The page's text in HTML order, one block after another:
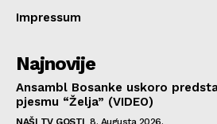
Impressum
Najnovije
Ansambl Bosanke uskoro
pjesmu “Želja” (VIDEO)